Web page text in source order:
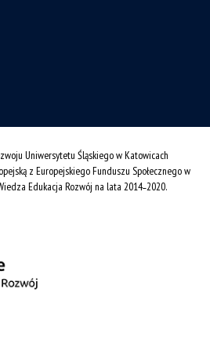
Uniwersytetu Śląskiego w Katowicach
z Europejskiego Funduszu Społecznego w
Edukacja Rozwój na lata 2014˗2020.